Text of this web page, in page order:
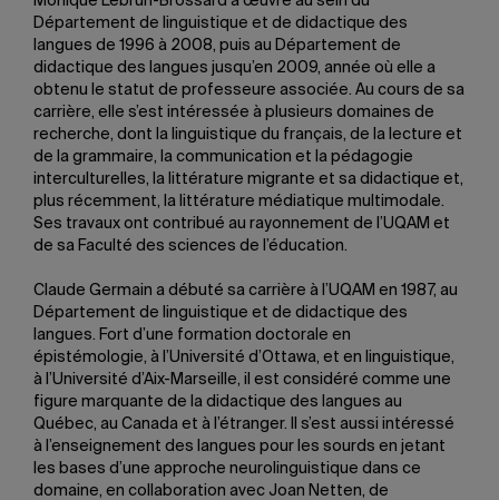
Département de linguistique et de didactique des
langues de 1996 à 2008, puis au Département de
didactique des langues jusqu’en 2009, année où elle a
obtenu le statut de professeure associée. Au cours de sa
carrière, elle s’est intéressée à plusieurs domaines de
recherche, dont la linguistique du français, de la lecture et
de la grammaire, la communication et la pédagogie
interculturelles, la littérature migrante et sa didactique et,
plus récemment, la littérature médiatique multimodale.
Ses travaux ont contribué au rayonnement de l’UQAM et
de sa Faculté des sciences de l’éducation.
Claude Germain a débuté sa carrière à l’UQAM en 1987, au
Département de linguistique et de didactique des
langues. Fort d’une formation doctorale en
épistémologie, à l’Université d’Ottawa, et en linguistique,
à l’Université d’Aix-Marseille, il est considéré comme une
figure marquante de la didactique des langues au
Québec, au Canada et à l’étranger. Il s’est aussi intéressé
à l’enseignement des langues pour les sourds en jetant
les bases d’une approche neurolinguistique dans ce
domaine, en collaboration avec Joan Netten, de